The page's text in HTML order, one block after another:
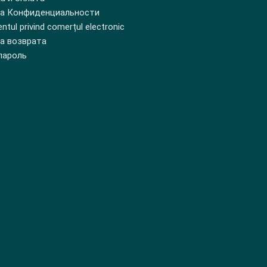
Конфиденциальности
privind comerțul electronic
возврата